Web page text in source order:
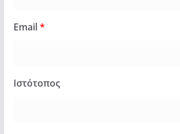
Email*
Ιστότοπος